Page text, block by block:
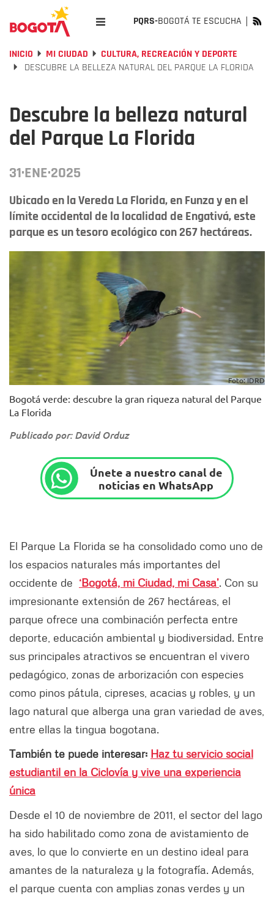
PQRS-BOGOTÁ TE ESCUCHA
INICIO MI CIUDAD
CULTURA, RECREACIÓN Y DEPORTE
DESCUBRE LA BELLEZA NATURAL DEL PARQUE LA FLORIDA
Descubre la belleza natural
del Parque La Florida
31·ENE·2025
Ubicado en la Vereda La Florida, en Funza y en el
límite occidental de la localidad de Engativá, este
parque es un tesoro ecológico con 267 hectáreas.
Foto: IDRD
Bogotá verde: descubre la gran riqueza natural del Parque
La Florida
Publicado por: David Orduz
Únete a nuestro canal de
noticias en WhatsApp
El Parque La Florida se ha consolidado como uno de
los espacios naturales más importantes del
occidente de ‘Bogotá, mi Ciudad, mi Casa’. Con su
impresionante extensión de 267 hectáreas, el
parque ofrece una combinación perfecta entre
deporte, educación ambiental y biodiversidad. Entre
sus principales atractivos se encuentran el vivero
pedagógico, zonas de arborización con especies
como pinos pátula, cipreses, acacias y robles, y un
lago natural que alberga una gran variedad de aves,
entre ellas la tingua bogotana.
También te puede interesar: Haz tu servicio social
estudiantil en la Ciclovía y vive una experiencia
única
Desde el 10 de noviembre de 2011, el sector del lago
ha sido habilitado como zona de avistamiento de
aves, lo que lo convierte en un destino ideal para
amantes de la naturaleza y la fotografía. Además,
el parque cuenta con amplias zonas verdes y un